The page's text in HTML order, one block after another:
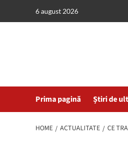
6 august 2026
Prima pagină Știri de
HOME ACTUALITATE CE